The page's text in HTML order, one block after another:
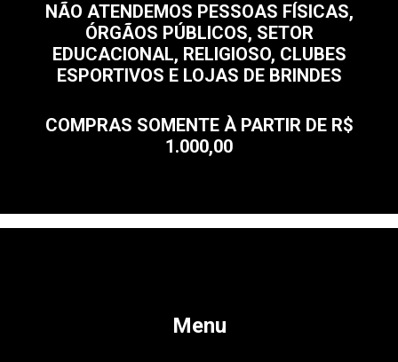
NÃO ATENDEMOS PESSOAS FÍSICAS,
ÓRGÃOS PÚBLICOS, SETOR
EDUCACIONAL, RELIGIOSO, CLUBES
ESPORTIVOS E LOJAS DE BRINDES
COMPRAS SOMENTE À PARTIR DE R$
1.000,00
Menu